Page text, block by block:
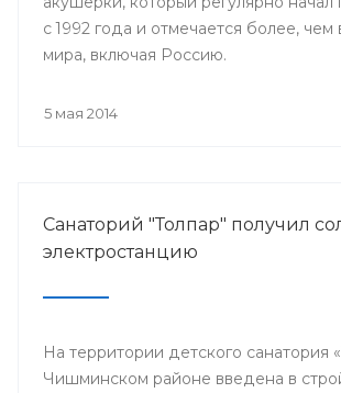
с 1992 года и отмечается более, чем
мира, включая Россию.
5 мая 2014
Санаторий "Толпар" получил
электростанцию
На территории детского санатория
Чишминском районе введена в